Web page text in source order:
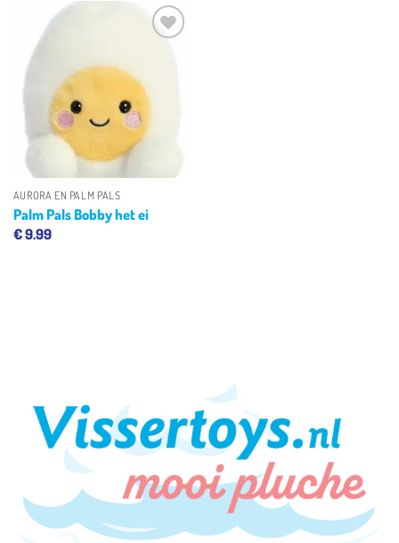
verlanglijst
AURORA EN PALM PALS
Palm Pals Bobby het ei
€9.99